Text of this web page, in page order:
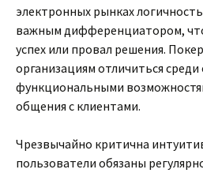
электронных рынках
важным дифференциатором,
успех или провал решения.
организациям отличиться
функциональными
общения с клиентами.
Чрезвычайно критична
пользователи обязаны